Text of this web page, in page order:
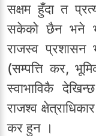
सक्षम हुँदा त
सकेको छैन भने
राजस्व प्रशासन
(सम्पत्ति कर,
स्वाभाविकै
राजश्व
कर हुन ।